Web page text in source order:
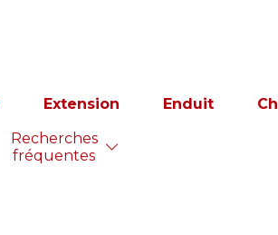
Extension Enduit
Recherches
fréquentes